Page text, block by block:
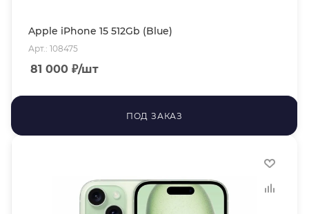
Apple iPhone 15 512Gb (Blue)
Арт.: 108475
81 000 ₽/шт
ПОД ЗАКАЗ